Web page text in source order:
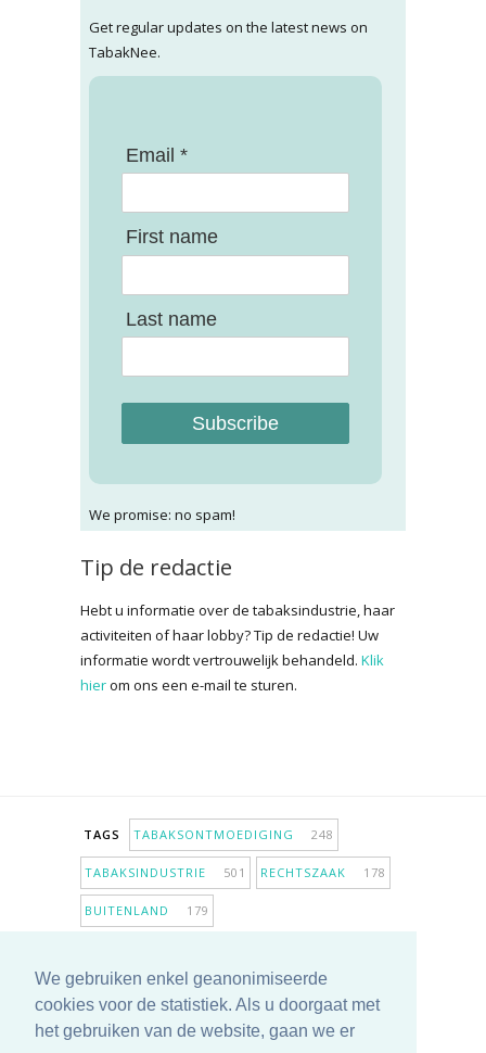
We gebruiken enkel geanonimiseerde
cookies voor de statistiek. Als u doorgaat met
het gebruiken van de website, gaan we er
Get regular updates on the latest news on
TabakNee.
Email *
First name
Last name
Subscribe
We promise: no spam!
Tip de redactie
Hebt u informatie over de tabaksindustrie, haar
activiteiten of haar lobby? Tip de redactie! Uw
informatie wordt vertrouwelijk behandeld. Klik
hierom ons een e-mail te sturen.
TAGS TABAKSONTMOEDIGING 248
TABAKSINDUSTRIE 501 RECHTSZAAK 178
BUITENLAND 179
ANTIROOKBELEID306 ONDERZOEK
MEER TAGS TONEN